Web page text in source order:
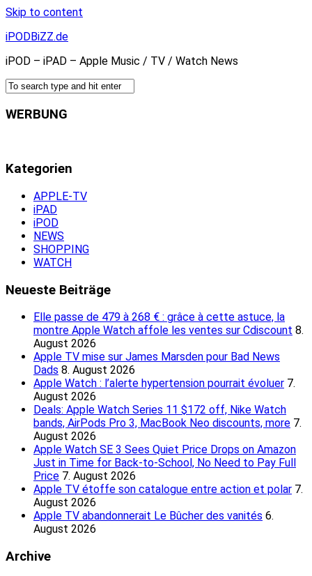
Skip to content
iPODBiZZ.de
iPOD – iPAD – Apple Music / TV / Watch News
WERBUNG
Kategorien
APPLE-TV
iPAD
iPOD
NEWS
SHOPPING
WATCH
Neueste Beiträge
Elle passe de 479 à 268 € : grâce à cette astuce, la
montre Apple Watch affole les ventes sur Cdiscount 8.
August 2026
Apple TV mise sur James Marsden pour Bad News
Dads 8. August 2026
Apple Watch : l’alerte hypertension pourrait évoluer 7.
August 2026
Deals: Apple Watch Series 11 $172 off, Nike Watch
bands, AirPods Pro 3, MacBook Neo discounts, more 7.
August 2026
Apple Watch SE 3 Sees Quiet Price Drops on Amazon
Just in Time for Back-to-School, No Need to Pay Full
Price 7. August 2026
Apple TV étoffe son catalogue entre action et polar 7.
August 2026
Apple TV abandonnerait Le Bûcher des vanités 6.
August 2026
Archive